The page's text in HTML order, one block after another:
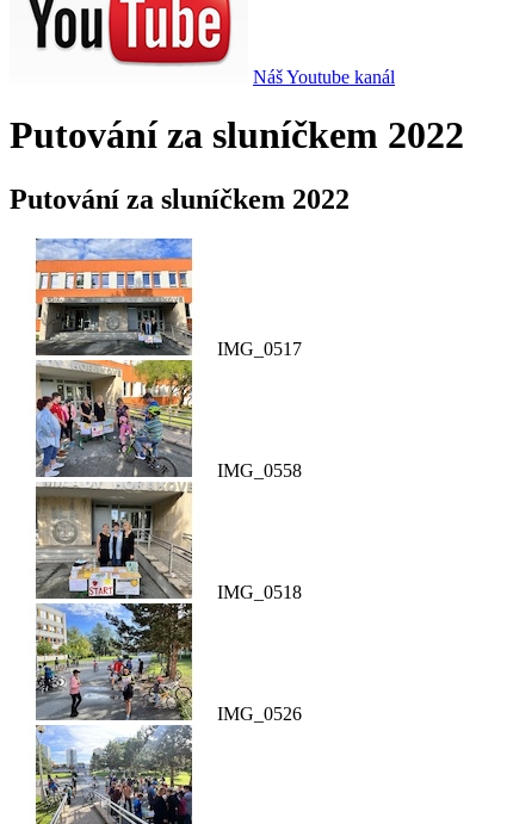
Náš Youtube kanál
Putování za sluníčkem 2022
Putování za sluníčkem 2022
IMG_0517
IMG_0558
IMG_0518
IMG_0526